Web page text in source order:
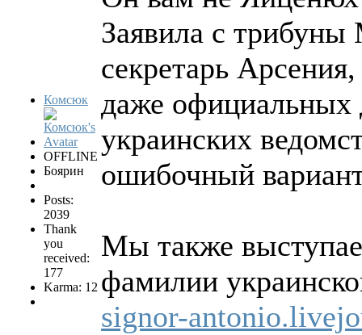
Комсюк
OFFLINE
Боярин
Posts:
2039
Thank
you
received:
177
Karma: 12
Заявила с
секретарь
даже официальных
украинских
ошибочный
Мы также
фамилии
signor-